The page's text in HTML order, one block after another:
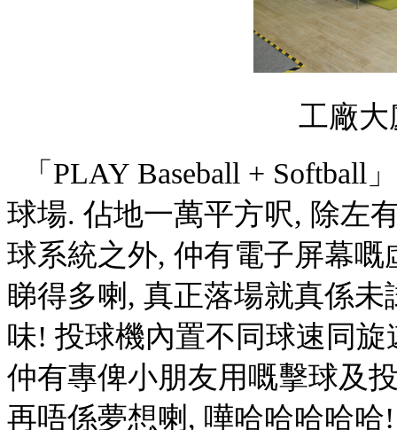
工廠大
「 PLAY Baseball + Softball
球場. 佔地一萬平方呎, 除左
球系統之外, 仲有電子屏幕
睇得多喇, 真正落場就真係
味! 投球機內置不同球速同
仲有專俾小朋友用嘅擊球及
再唔係夢想喇, 嘩哈哈哈哈